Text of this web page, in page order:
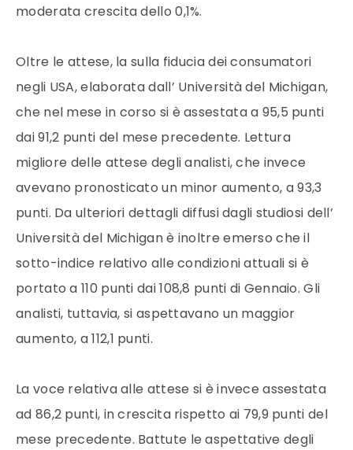
moderata crescita dello 0,1%.
Oltre le attese, la sulla fiducia dei consumatori
negli USA, elaborata dall’ Università del Michigan,
che nel mese in corso si è assestata a 95,5 punti
dai 91,2 punti del mese precedente. Lettura
migliore delle attese degli analisti, che invece
avevano pronosticato un minor aumento, a 93,3
punti. Da ulteriori dettagli diffusi dagli studiosi dell’
Università del Michigan è inoltre emerso che il
sotto-indice relativo alle condizioni attuali si è
portato a 110 punti dai 108,8 punti di Gennaio. Gli
analisti, tuttavia, si aspettavano un maggior
aumento, a 112,1 punti.
La voce relativa alle attese si è invece assestata
ad 86,2 punti, in crescita rispetto ai 79,9 punti del
mese precedente. Battute le aspettative degli